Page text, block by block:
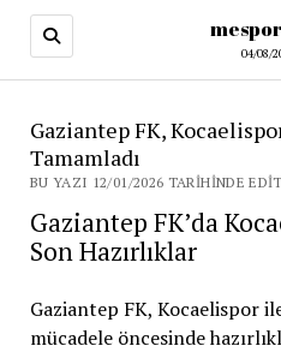
04/08/
Gaziantep FK,
Tamamladı
BU YAZI 12/01/2026 TARIHINDE
Gaziantep FK’da
Son Hazırlıklar
Gaziantep FK, Kocaelispor
mücadele öncesinde